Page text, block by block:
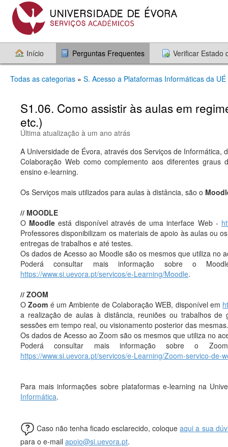
Início Perguntas Frequentes Verificar Estado
Todas as categorias » S. Acesso a Plataformas Informáticas da UÉ
S1.06. Como assistir às aulas em
etc.)
Última atualização à um ano atrás
A Universidade de Évora, através dos Serviços de
Colaboração Web como complemento aos diferentes
ensino e-learning.
Os Serviços mais utilizados para aulas à distância, são o
// MOODLE
O Moodle está disponível através de uma interface Web -
Professores disponibilizam os materiais de apoio às aulas ou
entregas de trabalhos e até testes.
Os dados de Acesso ao Moodle são os mesmos que utiliza no
Poderá consultar mais informação sobre o
https://www.si.uevora.pt/servicos/e-Learning/Moodle.
// ZOOM
OZoom é um Ambiente de Colaboração WEB, disponível em
a realização de aulas à distância, reuniões ou trabalhos
sessões em tempo real, ou visionamento posterior das mesmas.
Os dados de Acesso ao Zoom são os mesmos que utiliza no
Poderá consultar mais informação sobre o
https://www.si.uevora.pt/servicos/e-Learning/Zoom-servico-de-
Para mais informações sobre plataformas e-learning na
Informática.
Caso não tenha ficado esclarecido, coloqueaqui a sua
para o e-mail apoio@si.uevora.pt.